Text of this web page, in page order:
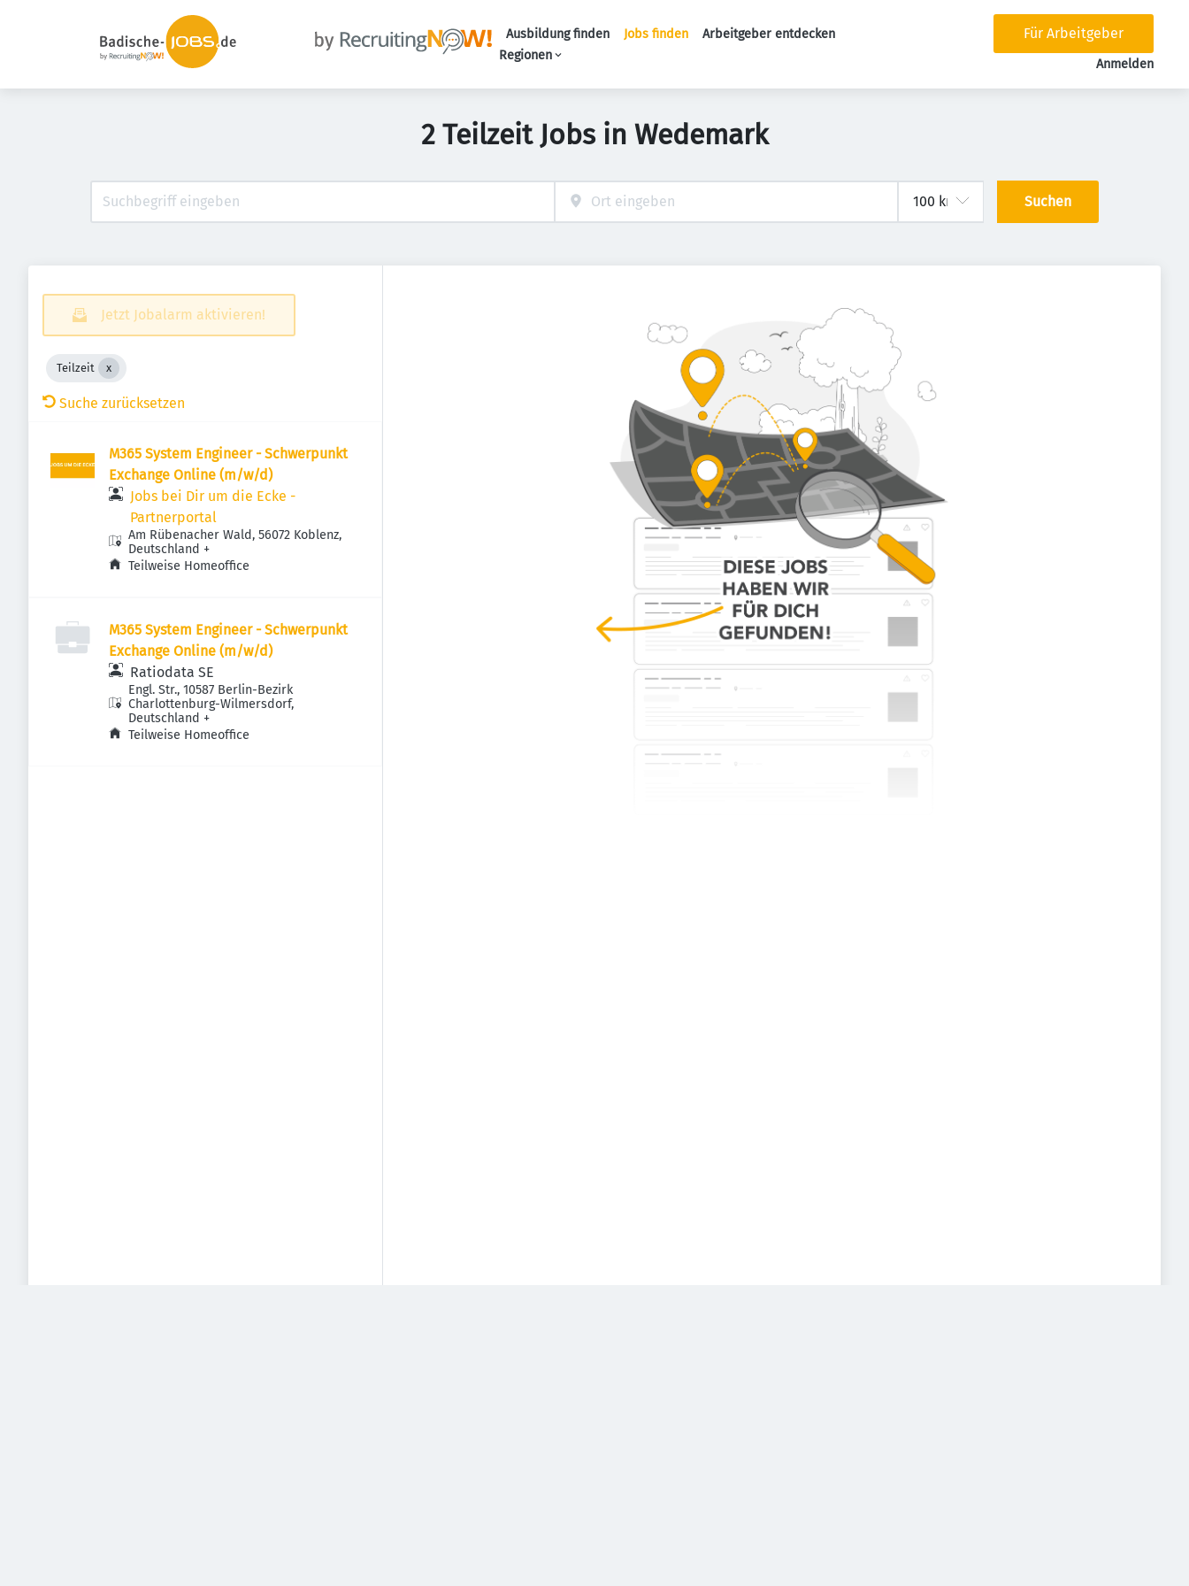
Ausbildung finden Jobs finden
Arbeitgeber entdecken
Regionen
Für Arbeitgeber
Anmelden
2 Teilzeit Jobs in Wedemark
Suchen
Jetzt Jobalarm aktivieren!
Teilzeit
Suche zurücksetzen
M365 System Engineer - Schwerpunkt
Exchange Online (m/w/d)
Jobs bei Dir um die Ecke -
Partnerportal
Am Rübenacher Wald, 56072 Koblenz,
Deutschland +
Teilweise Homeoffice
M365 System Engineer - Schwerpunkt
Exchange Online (m/w/d)
Ratiodata SE
Engl. Str., 10587 Berlin-Bezirk
Charlottenburg-Wilmersdorf,
Deutschland +
Teilweise Homeoffice